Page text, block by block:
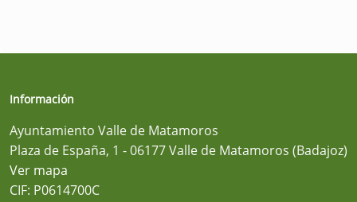
Información
Ayuntamiento Valle de Matamoros
Plaza de España, 1 - 06177 Valle de Matamoros (Badajoz)
Ver mapa
CIF: P0614700C